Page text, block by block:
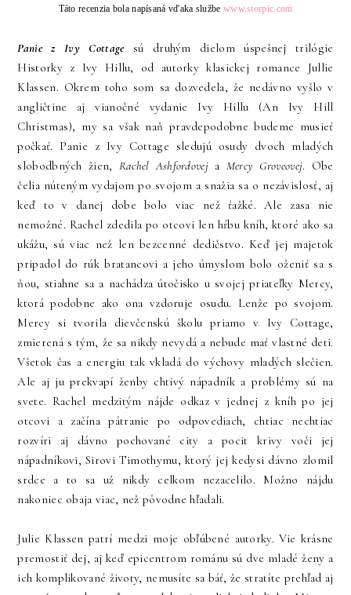
Táto recenzia bola napísaná vďaka službe www.storpic.com
Panie z Ivy Cottagesú druhým dielom úspešnej trilógie
Historky z Ivy Hillu, od autorky klasickej romance Jullie
Klassen. Okrem toho som sa dozvedela, že nedávno vyšlo v
angličtine aj vianočné vydanie Ivy Hillu (An Ivy Hill
Christmas), my sa však naň pravdepodobne budeme musieť
počkať. Panie z Ivy Cottage sledujú osudy dvoch mladých
slobodbných žien, Rachel Ashfordoveja Mercy Groveovej. Obe
čelia núteným vydajom po svojom a snažia sa o nezávislosť, aj
keď to v danej dobe bolo viac než ťažké. Ale zasa nie
nemožné. Rachel zdedila po otcovi len hŕbu kníh, ktoré ako sa
ukážu, sú viac než len bezcenné dedičstvo. Keď jej majetok
pripadol do rúk bratancovi a jeho úmyslom bolo oženiť sa s
ňou, stiahne sa a nachádza útočisko u svojej priateľky Mercy,
ktorá podobne ako ona vzdoruje osudu. Lenže po svojom.
Mercy si tvorila dievčenskú školu priamo v Ivy Cottage,
zmierená s tým, že sa nikdy nevydá a nebude mať vlastné deti.
Všetok čas a energiu tak vkladá do výchovy mladých slečien.
Ale aj ju prekvapí ženby chtivý nápadník a problémy sú na
svete. Rachel medzitým nájde odkaz v jednej z kníh po jej
otcovi a začína pátranie po odpovediach, chtiac nechtiac
rozvíri aj dávno pochované city a pocit krivy voči jej
nápadníkovi, Sirovi Timothymu, ktorý jej kedysi dávno zlomil
srdce a to sa už nikdy celkom nezacelilo. Možno nájdu
nakoniec obaja viac, než pôvodne hľadali.
Julie Klassen patrí medzi moje obľúbené autorky. Vie krásne
premostiť dej, aj keď epicentrom románu sú dve mladé ženy a
ich komplikované životy, nemusíte sa báť, že stratíte prehľad aj